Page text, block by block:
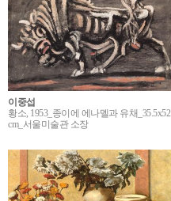
이중섭
황소, 1953_종이에 에나멜과 유채_35.5x52
cm_서울미술관 소장